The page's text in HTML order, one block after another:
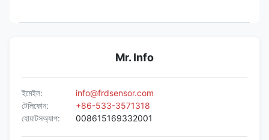
Mr. Info
ইমেইল:
info@frdsensor.com
টেলিফোন:
+86-533-3571318
হোয়াটসঅ্যাপ:
008615169332001